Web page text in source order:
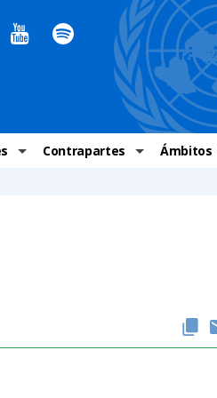
Contrapartes
OSC de derechos humanos
Ámbitos